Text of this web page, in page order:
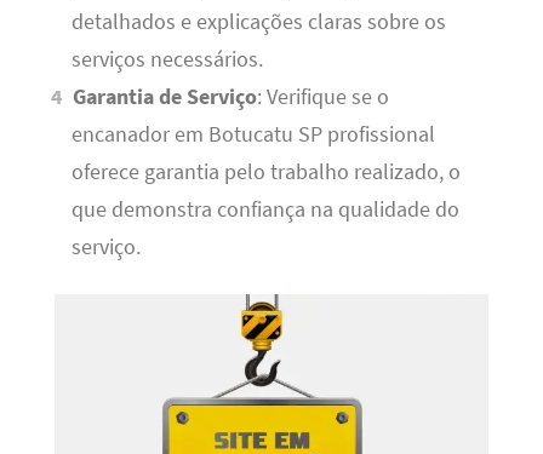
detalhados e explicações claras sobre os
serviços necessários.
Garantia de Serviço: Verifique se o
encanador em Botucatu SP profissional
oferece garantia pelo trabalho realizado, o
que demonstra confiança na qualidade do
serviço.